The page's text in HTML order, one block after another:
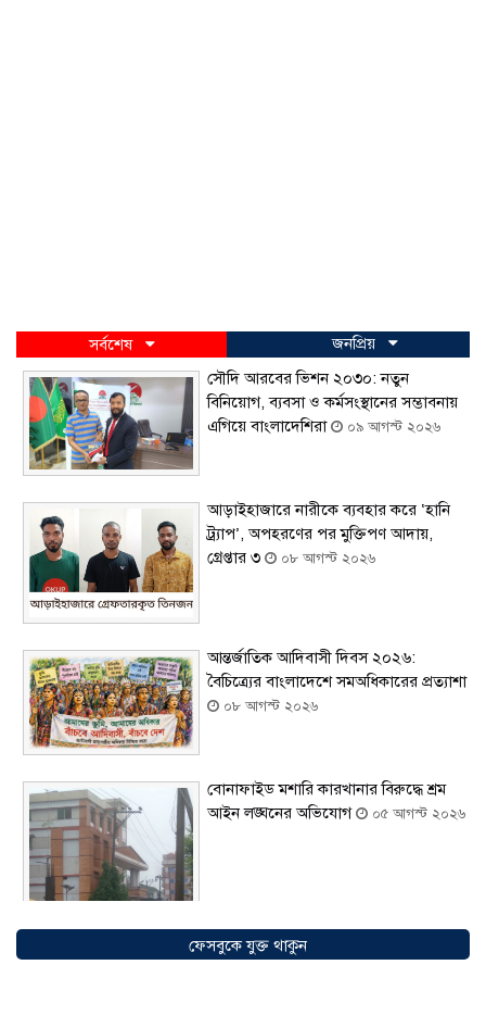
সর্বশেষ
জনপ্রিয়
সৌদি আরবের ভিশন ২০৩০: নতুন
বিনিয়োগ, ব্যবসা ও কর্মসংস্থানের সম্ভাবনায়
এগিয়ে বাংলাদেশিরা
০৯ আগস্ট ২০২৬
আড়াইহাজারে নারীকে ব্যবহার করে ‘হানি
ট্র্যাপ’, অপহরণের পর মুক্তিপণ আদায়,
গ্রেপ্তার ৩
০৮ আগস্ট ২০২৬
আন্তর্জাতিক আদিবাসী দিবস ২০২৬:
বৈচিত্র্যের বাংলাদেশে সমঅধিকারের প্রত্যাশা
০৮ আগস্ট ২০২৬
বোনাফাইড মশারি কারখানার বিরুদ্ধে শ্রম
আইন লঙ্ঘনের অভিযোগ
০৫ আগস্ট ২০২৬
ফেসবুকে যুক্ত থাকুন